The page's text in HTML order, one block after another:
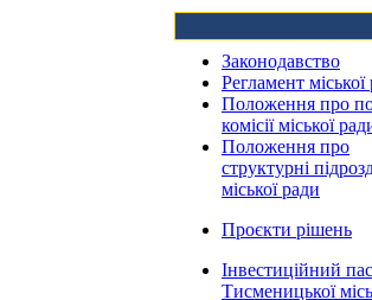
Законодавство
Регламент міської
Положення про
комісії міської
Положення про
структурні
міської ради
Проєкти рішень
Інвестиційний
Тисменицької